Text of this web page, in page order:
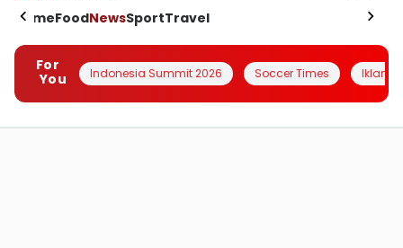
HomeFoodNewsSportTravel
For
You
Indonesia Summit 2026 Soccer Times Iklanin